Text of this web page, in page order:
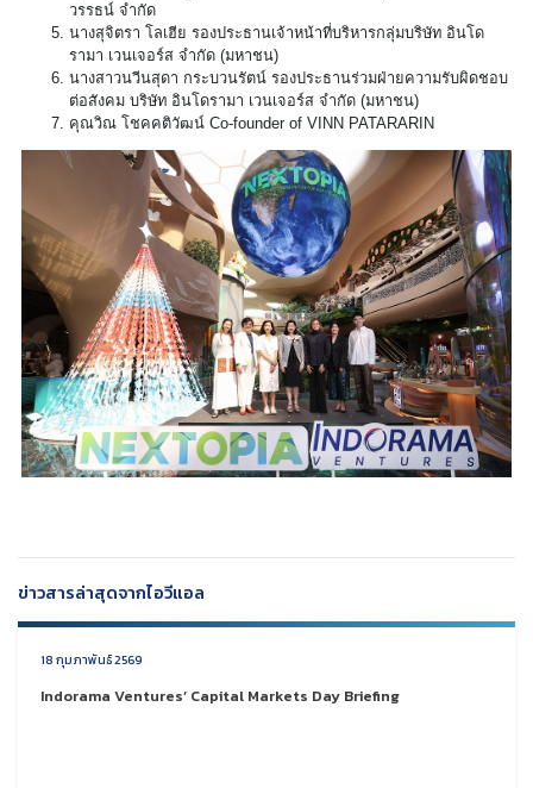
วรรธน์ จำกัด
นางสุจิตรา โลเฮีย รองประธานเจ้าหน้าที่บริหารกลุ่มบริษัท อินโด
รามา เวนเจอร์ส จำกัด (มหาชน)
นางสาวนวีนสุดา กระบวนรัตน์ รองประธานร่วมฝ่ายความรับผิดชอบ
ต่อสังคม บริษัท อินโดรามา เวนเจอร์ส จำกัด (มหาชน)
คุณวิณ โชคคติวัฒน์ Co-founder of VINN PATARARIN
ข่าวสารล่าสุดจากไอวีแอล
18 กุมภาพันธ์ 2569
Indorama Ventures’ Capital Markets Day Briefing